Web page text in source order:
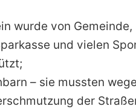
wurde von
und vielen
– sie mussten
der